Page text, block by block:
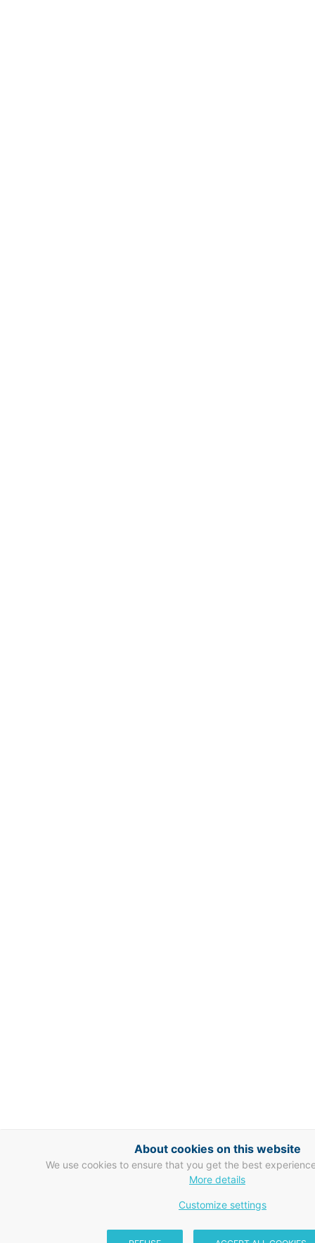
About cookies on this website
We use cookies to ensure that you get the best
More details
Customize settings